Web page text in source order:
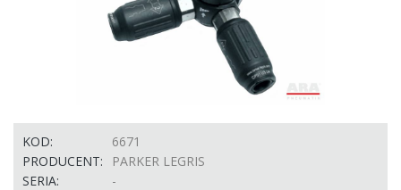
KOD:
6671
PRODUCENT:
PARKER LEGRIS
SERIA:
-